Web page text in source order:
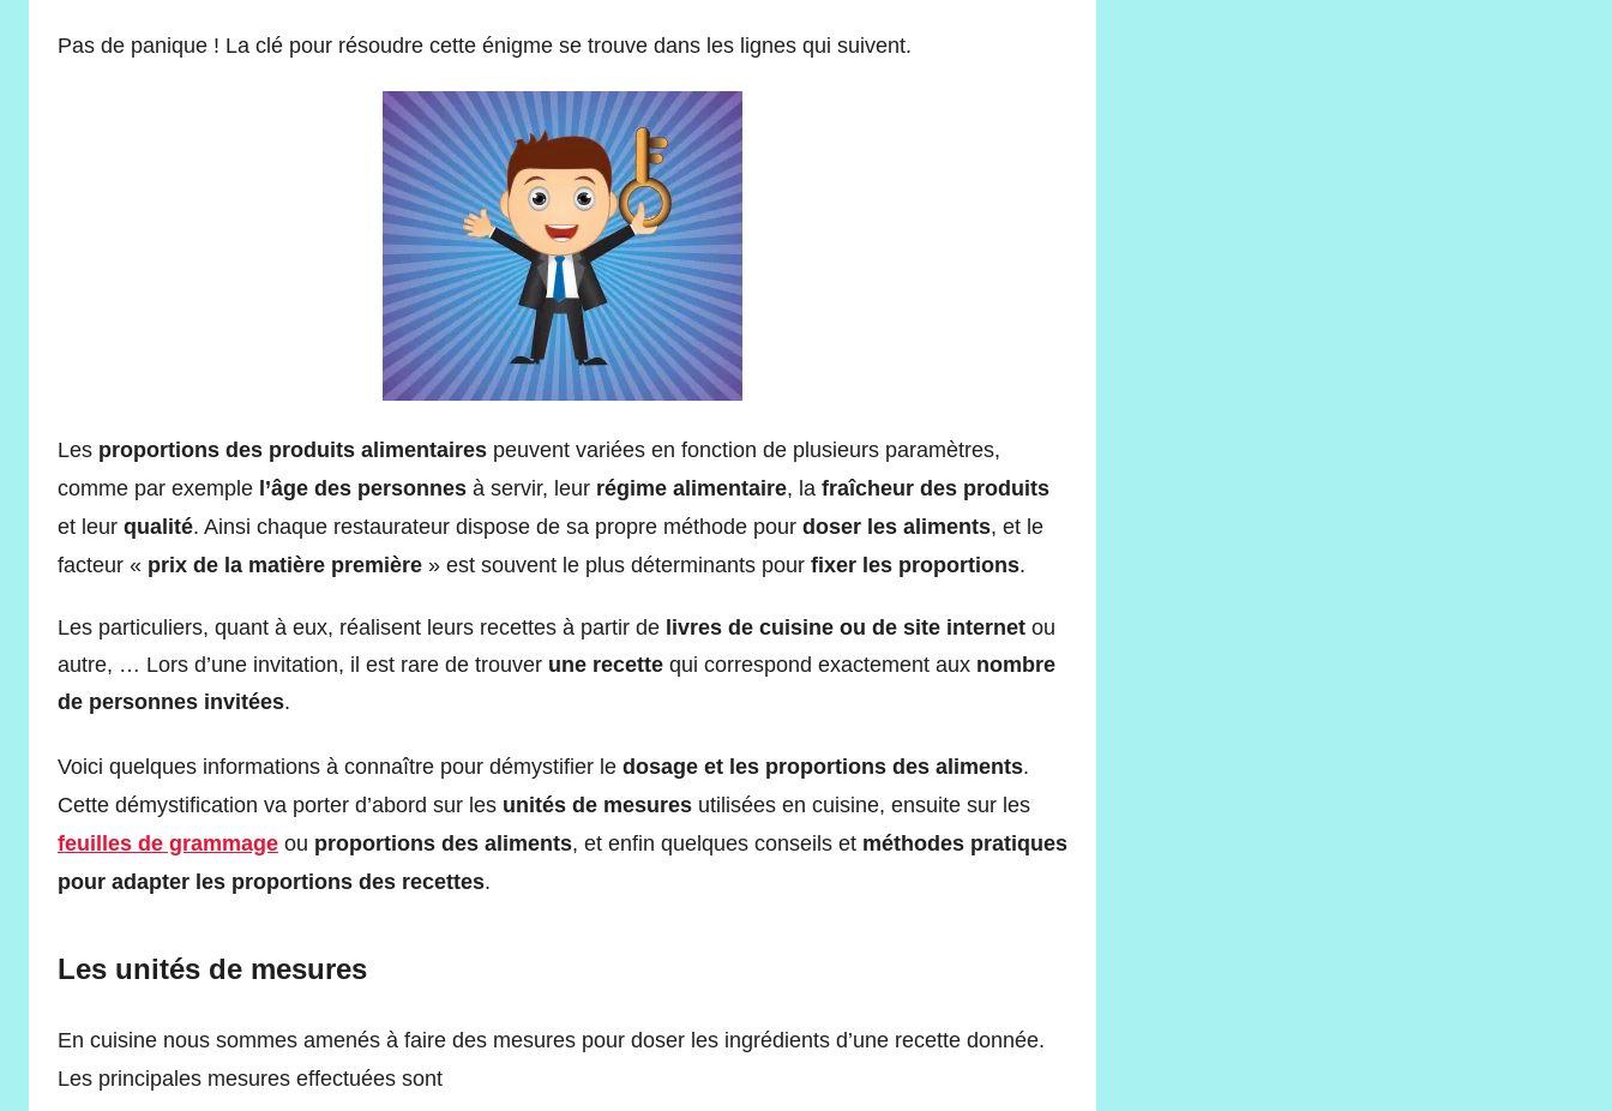
Pas de panique ! La clé pour résoudre cette énigme se trouve dans les lignes qui suivent.
Les proportions des produits alimentaires peuvent variées en fonction de plusieurs paramètres,
comme par exemple l’âge des personnes à servir, leur régime alimentaire, la fraîcheur des produits
et leur qualité. Ainsi chaque restaurateur dispose de sa propre méthode pour doser les aliments, et le
facteur « prix de la matière première » est souvent le plus déterminants pour fixer les proportions.
Les particuliers, quant à eux, réalisent leurs recettes à partir de livres de cuisine ou de site internet ou
autre, … Lors d’une invitation, il est rare de trouver une recette qui correspond exactement aux nombre
de personnes invitées.
Voici quelques informations à connaître pour démystifier le dosage et les proportions des aliments.
Cette démystification va porter d’abord sur les unités de mesures utilisées en cuisine, ensuite sur les
feuilles de grammage ou proportions des aliments, et enfin quelques conseils et méthodes pratiques
pour adapter les proportions des recettes.
Les unités de mesures
En cuisine nous sommes amenés à faire des mesures pour doser les ingrédients d’une recette donnée.
Les principales mesures effectuées sont